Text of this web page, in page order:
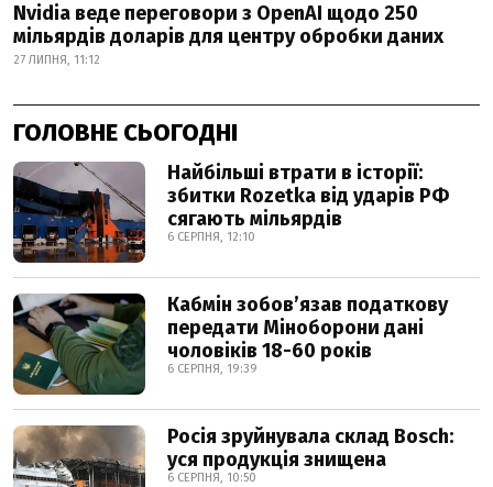
Nvidia веде переговори з OpenAI щодо 250
мільярдів доларів для центру обробки даних
27 ЛИПНЯ, 11:12
ГОЛОВНЕ СЬОГОДНІ
Найбільші втрати в історії:
збитки Rozetka від ударів РФ
сягають мільярдів
6 СЕРПНЯ, 12:10
Кабмін зобовʼязав податкову
передати Міноборони дані
чоловіків 18-60 років
6 СЕРПНЯ, 19:39
Росія зруйнувала склад Bosch:
уся продукція знищена
6 СЕРПНЯ, 10:50